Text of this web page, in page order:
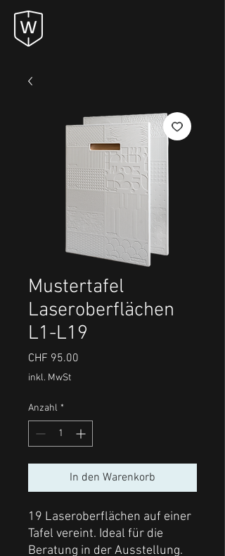
Mustertafel
Laseroberflächen
L1-L19
CHF 95.00
inkl. MwSt
Anzahl *
In den Warenkorb
19 Laseroberflächen auf einer
Tafel vereint. Ideal für die
Beratung in der Ausstellung.